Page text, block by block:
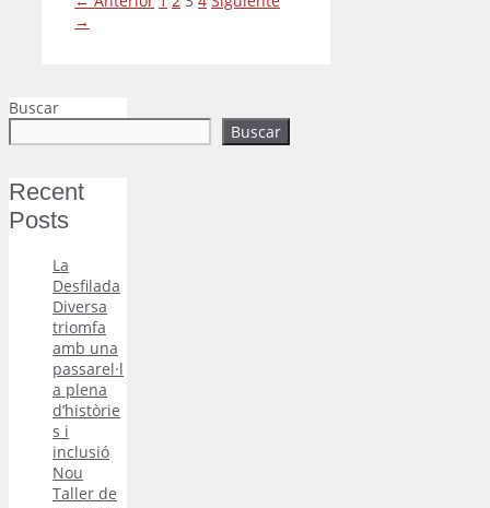
→
Buscar
Buscar
Recent
Posts
La
Desfilada
Diversa
triomfa
amb una
passarel·l
a plena
d’històrie
s i
inclusió
Nou
Taller de